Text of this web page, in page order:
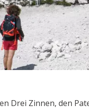
Drei Zinnen, den